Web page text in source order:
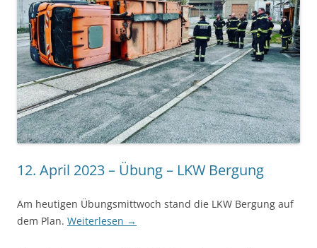
12. April 2023 – Übung – LKW Bergung
Am heutigen Übungsmittwoch stand die LKW Bergung auf
dem Plan. Weiterlesen →